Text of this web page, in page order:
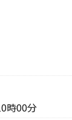
時00分